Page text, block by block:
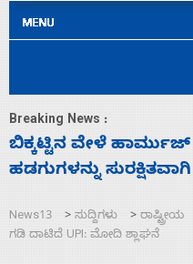
Breaking News :
ನಾಗೇಂದ್ರ ರಾಜೀನಾಮೆ
ಬಿಡೆವು: ಛಲವಾದಿ
News13 > ಸುದ್ದಿಗಳು > ರಾಷ್ಟ್ರೀಯ
ಗಡಿ ದಾಟಿದೆ UPI: ಮೋದಿ ಶ್ಲಾಘನೆ